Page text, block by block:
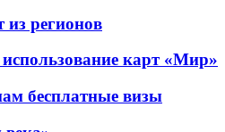
из регионов
карт «Мир»
бесплатные визы